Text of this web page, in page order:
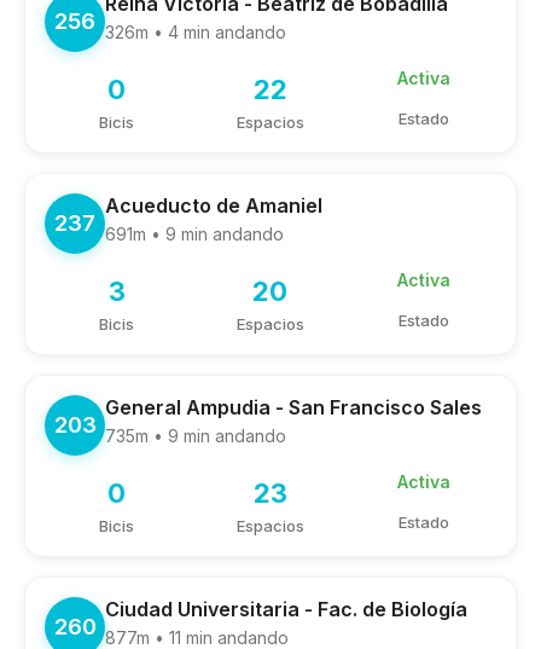
256 326m • 4 min andando
0
Bicis
22
Espacios
Activa
Estado
237
Acueducto de Amaniel
691m • 9 min andando
3
Bicis
20
Espacios
Activa
Estado
203
General Ampudia - San Francisco Sales
735m • 9 min andando
0
Bicis
23
Espacios
Activa
Estado
260
Ciudad Universitaria - Fac. de Biología
877m • 11 min andando